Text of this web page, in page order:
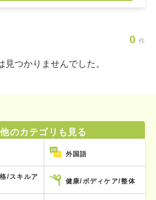
0 件
見つかりませんでした。
他のカテゴリも見る
外国語
/スキルア
健康/ボディケア/整体